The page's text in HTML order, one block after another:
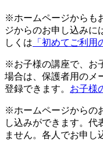
※ホームページからも
ジからのお申し込みに
しくは 「初めてご利用
※お子様の講座で、お
場合は、保護者用のメ
登録できます。 お子様
※ホームページからの
し込みができます。代
ません。各人でお申し